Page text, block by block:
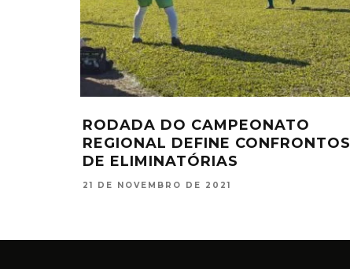
RODADA DO CAMPEONATO
REGIONAL DEFINE CONFRONTOS
DE ELIMINATÓRIAS
21 DE NOVEMBRO DE 2021